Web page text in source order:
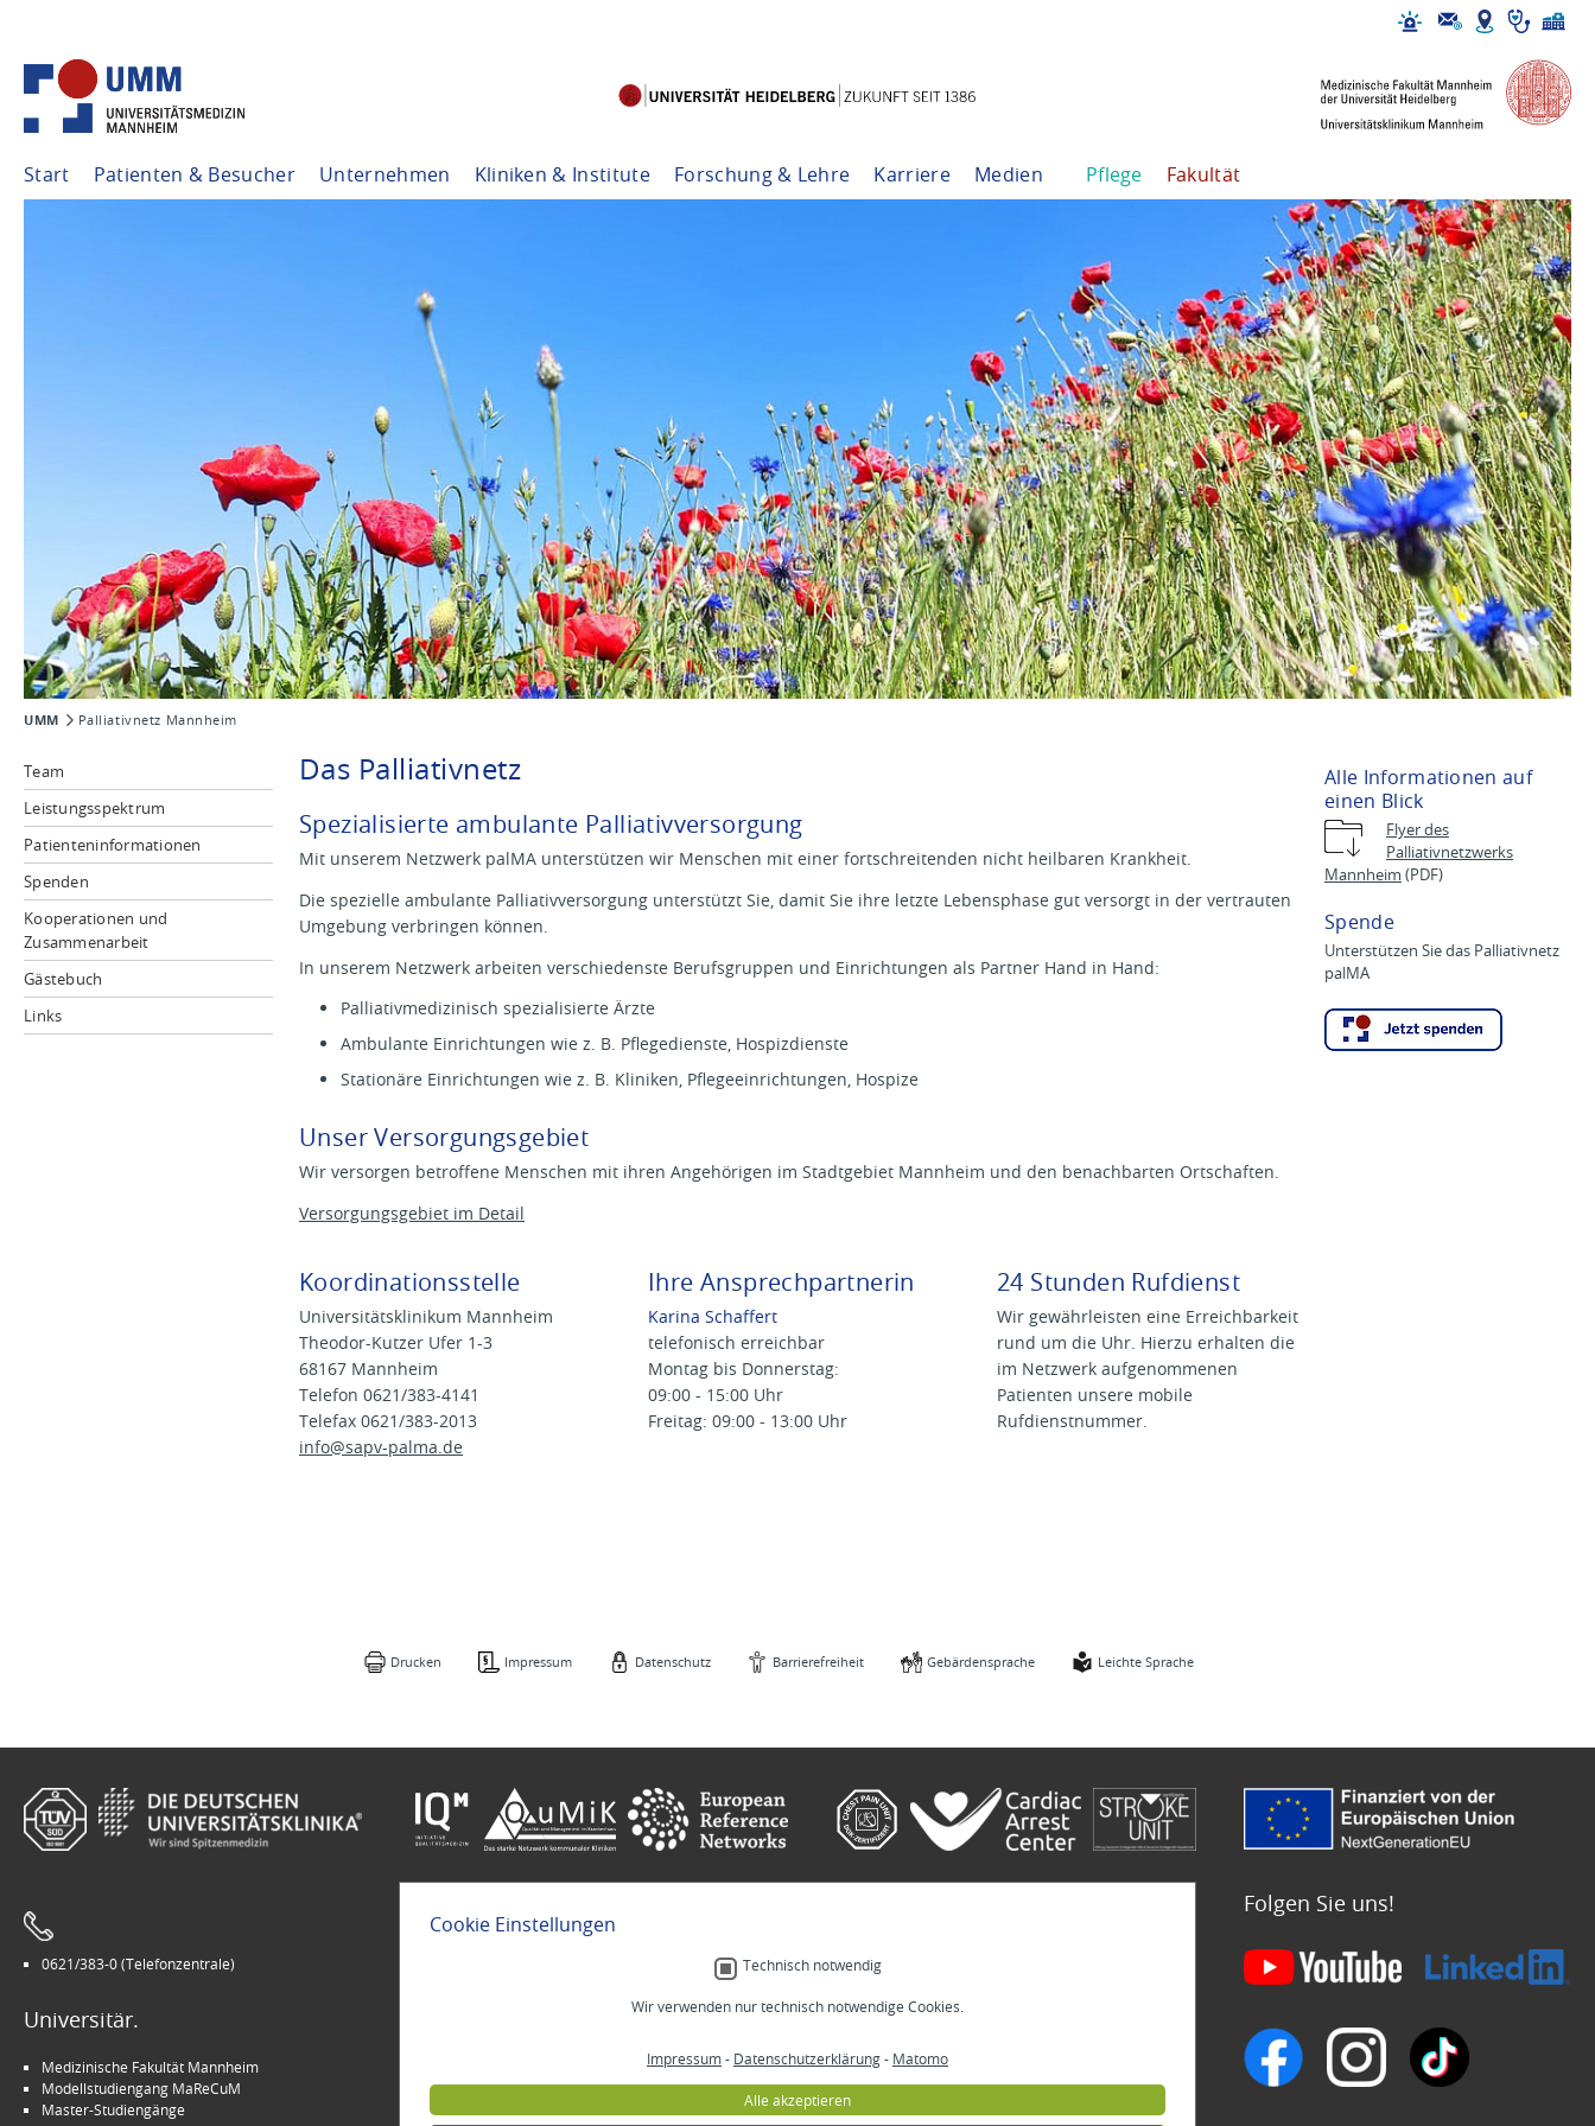
Start Patienten & Besucher Unternehmen Kliniken & Institute Forschung & Lehre Karriere Medien Pflege Fakultät
UMM Palliativnetz Mannheim
Team
Leistungsspektrum
Patienteninformationen
Spenden
Kooperationen und
Zusammenarbeit
Gästebuch
Links
Das Palliativnetz
Spezialisierte ambulante Palliativversorgung
Mit unserem Netzwerk palMA unterstützen wir Menschen mit einer fortschreitenden nicht heilbaren Krankheit.
Die spezielle ambulante Palliativversorgung unterstützt Sie, damit Sie ihre letzte Lebensphase gut versorgt in der vertrauten
Umgebung verbringen können.
In unserem Netzwerk arbeiten verschiedenste Berufsgruppen und Einrichtungen als Partner Hand in Hand:
Palliativmedizinisch spezialisierte Ärzte
Ambulante Einrichtungen wie z. B. Pflegedienste, Hospizdienste
Stationäre Einrichtungen wie z. B. Kliniken, Pflegeeinrichtungen, Hospize
Unser Versorgungsgebiet
Wir versorgen betroffene Menschen mit ihren Angehörigen im Stadtgebiet Mannheim und den benachbarten Ortschaften.
Versorgungsgebiet im Detail
Koordinationsstelle
Universitätsklinikum Mannheim
Theodor-Kutzer Ufer 1-3
68167 Mannheim
Telefon 0621/383-4141
Telefax 0621/383-2013
info@sapv-palma.de
Ihre Ansprechpartnerin
Karina Schaffert
telefonisch erreichbar
Montag bis Donnerstag:
09:00 - 15:00 Uhr
Freitag: 09:00 - 13:00 Uhr
24 Stunden Rufdienst
Wir gewährleisten eine Erreichbarkeit
rund um die Uhr. Hierzu erhalten die
im Netzwerk aufgenommenen
Patienten unsere mobile
Rufdienstnummer.
Alle Informationen auf
einen Blick
Flyer des
Palliativnetzwerks
Mannheim (PDF)
Spende
Unterstützen Sie das Palliativnetz
palMA
Drucken Impressum Datenschutz Barrierefreiheit Gebärdensprache Leichte Sprache
0621/383-0 (Telefonzentrale)
Universitär.
Medizinische Fakultät Mannheim
Modellstudiengang MaReCuM
Master-Studiengänge
INSPIRE Living Lab
Kinder-Uni Medizin
Gebärdensprache
Menschlich.
Stellenangebote
Veranstaltungen
Folgen Sie uns!
Cookie Einstellungen
Technisch notwendig
Wir verwenden nur technisch notwendige Cookies.
Impressum- Datenschutzerklärung- Matomo
Alle akzeptieren